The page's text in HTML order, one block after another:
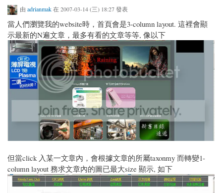
由 adrianmak在 2007-03-14 (三) 18:27 發表
當人們瀏覽我的website時，首頁會是3-column layout. 這裡會顯
示最新的N遍文章，最多有看的文章等等, 像以下
但當click 入某一文章內，會根據文章的所屬taxonmy 而轉變1-
column layout 務求文章內的圖已最大size 顯示, 如下